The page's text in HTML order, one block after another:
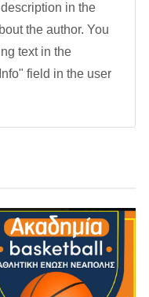
in the
the author. You
text in the
field in the user